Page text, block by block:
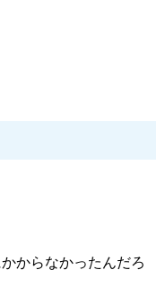
からなかったんだろ